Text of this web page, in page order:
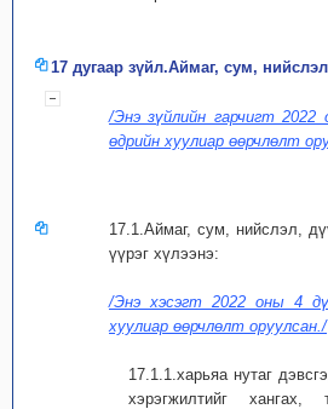
17 дугаар зүйл.Аймаг, сум,
/Энэ зүйлийн гарчигт 2022
өдрийн хуулиар өөрчлөлт
17.1.Аймаг, сум, нийслэл,
үүрэг хүлээнэ:
/Энэ хэсэгт 2022 оны 4
хуулиар өөрчлөлт оруулсан./
17.1.1.харьяа нутаг
хэрэгжилтийг хангах,